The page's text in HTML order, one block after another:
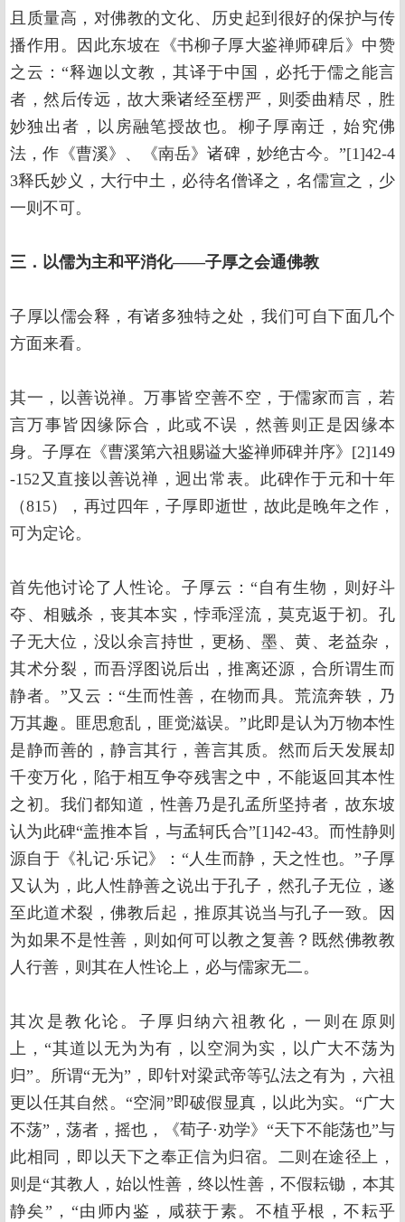
且质量高，对佛教的文化、历史起到很好的保护与传
播作用。因此东坡在《书柳子厚大鉴禅师碑后》中赞
之云：“释迦以文教，其译于中国，必托于儒之能言
者，然后传远，故大乘诸经至楞严，则委曲精尽，胜
妙独出者，以房融笔授故也。柳子厚南迁，始究佛
法，作《曹溪》、《南岳》诸碑，妙绝古今。”[1]42-4
3释氏妙义，大行中土，必待名僧译之，名儒宣之，少
一则不可。
三．以儒为主和平消化——子厚之会通佛教
子厚以儒会释，有诸多独特之处，我们可自下面几个
方面来看。
其一，以善说禅。万事皆空善不空，于儒家而言，若
言万事皆因缘际合，此或不误，然善则正是因缘本
身。子厚在《曹溪第六祖赐谥大鉴禅师碑并序》[2]149
-152又直接以善说禅，迥出常表。此碑作于元和十年
（815），再过四年，子厚即逝世，故此是晚年之作，
可为定论。
首先他讨论了人性论。子厚云：“自有生物，则好斗
夺、相贼杀，丧其本实，悖乖淫流，莫克返于初。孔
子无大位，没以余言持世，更杨、墨、黄、老益杂，
其术分裂，而吾浮图说后出，推离还源，合所谓生而
静者。”又云：“生而性善，在物而具。荒流奔轶，乃
万其趣。匪思愈乱，匪觉滋误。”此即是认为万物本性
是静而善的，静言其行，善言其质。然而后天发展却
千变万化，陷于相互争夺残害之中，不能返回其本性
之初。我们都知道，性善乃是孔孟所坚持者，故东坡
认为此碑“盖推本旨，与孟轲氏合”[1]42-43。而性静则
源自于《礼记·乐记》：“人生而静，天之性也。”子厚
又认为，此人性静善之说出于孔子，然孔子无位，遂
至此道术裂，佛教后起，推原其说当与孔子一致。因
为如果不是性善，则如何可以教之复善？既然佛教教
人行善，则其在人性论上，必与儒家无二。
其次是教化论。子厚归纳六祖教化，一则在原则
上，“其道以无为为有，以空洞为实，以广大不荡为
归”。所谓“无为”，即针对梁武帝等弘法之有为，六祖
更以任其自然。“空洞”即破假显真，以此为实。“广大
不荡”，荡者，摇也，《荀子·劝学》“天下不能荡也”与
此相同，即以天下之奉正信为归宿。二则在途径上，
则是“其教人，始以性善，终以性善，不假耘锄，本其
静矣”，“由师内鉴，咸获于素。不植乎根，不耘乎